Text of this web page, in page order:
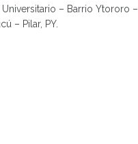
– Barrio Ytororo –
– Pilar, PY.